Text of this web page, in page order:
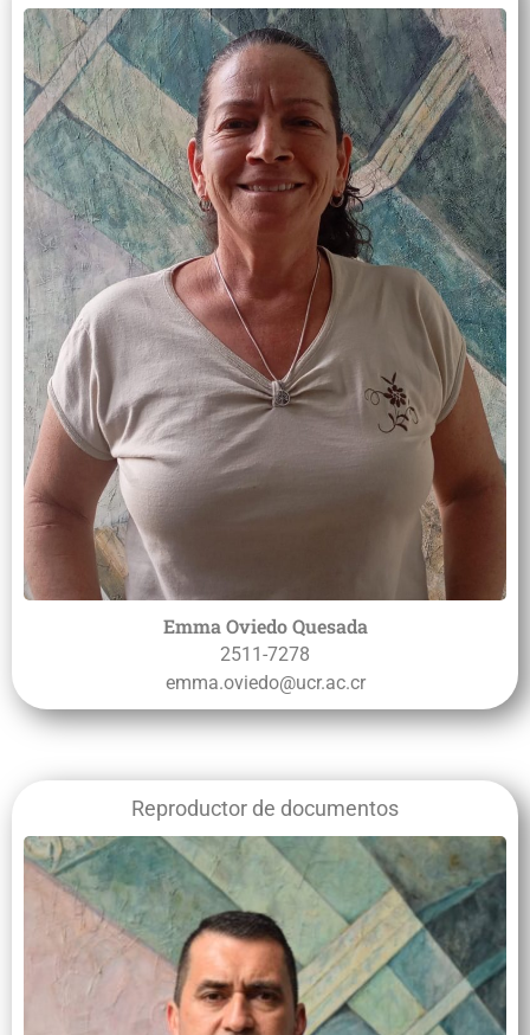
Emma Oviedo Quesada
2511-7278
emma.oviedo@ucr.ac.cr
Reproductor de documentos